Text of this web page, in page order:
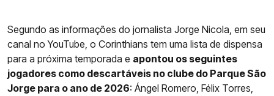
Segundo as informações do jornalista Jorge Nicola, em seu
canal no YouTube, o Corinthians tem uma lista de dispensa
para a próxima temporada e apontou os seguintes
jogadores como descartáveis no clube do Parque São
Jorge para o ano de 2026: Ángel Romero, Félix Torres,